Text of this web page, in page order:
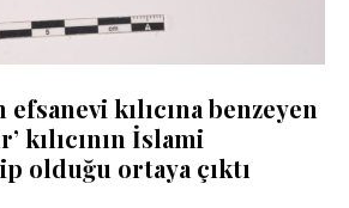
kılıcına benzeyen
kılıcının İslami
olduğu ortaya çıktı